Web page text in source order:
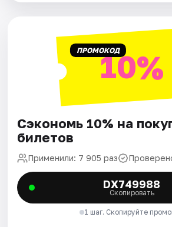
ПРОМОКОД10%
Сэкономь 10% на
билетов
Применили: 7 905 раз
DX749988
Скопировать
1 шаг. Скопируйте